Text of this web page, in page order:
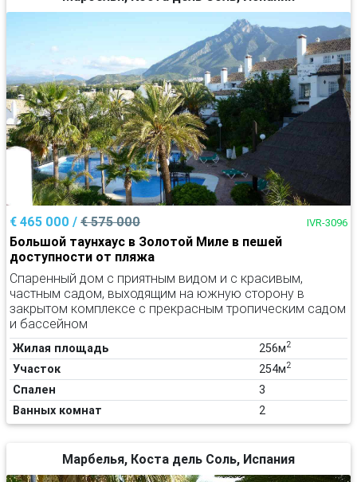
€ 465 000 / € 575 000 IVR-3096
Большой таунхаус в Золотой Миле в пешей
доступности от пляжа
Спаренный дом с приятным видом и с красивым,
частным садом, выходящим на южную сторону в
закрытом комплексе с прекрасным тропическим садом
и бассейном
Жилая площадь 256м2
Участок 254м2
Спален
3
Ванных комнат
2
Марбелья, Коста дель Соль, Испания